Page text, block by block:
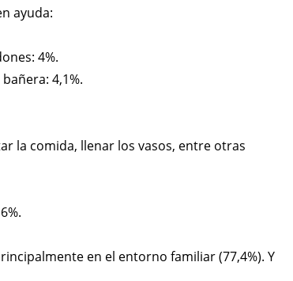
ayuda:
4%.
4,1%.
la comida, llenar los vasos, entre otras
en el entorno familiar (77,4%). Y